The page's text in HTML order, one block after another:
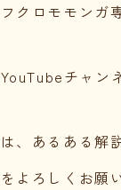
クロモモンガ
チャン
、あるある解
よろしくお願